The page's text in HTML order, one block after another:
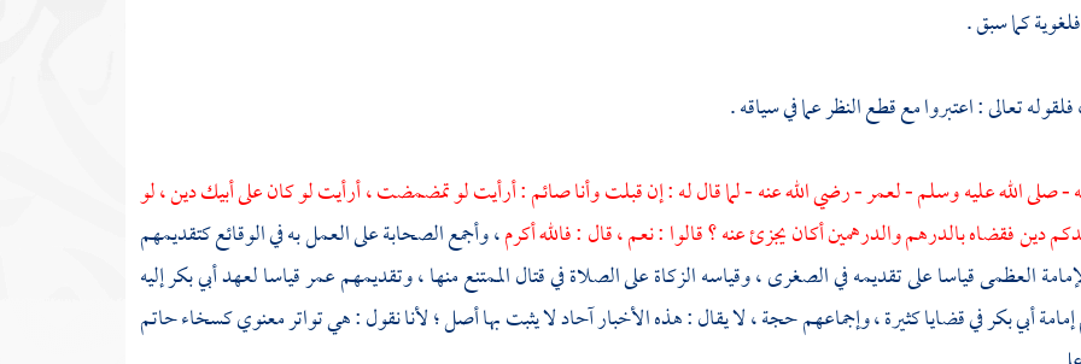
كما سبق .
فلقوله تعالى : اعتبروا مع قطع النظر عما في سياقه .
- صلى الله عليه وسلم -لعمر- رضي الله عنه - لما قال له : إن قبلت وأنا صائم : أرأيت لو تمضمضت ، أرأيت لو كان على أبيك دين ، لو
دين فقضاه بالدرهم والدرهمين أكان يجزئ عنه ؟ قالوا : نعم ، قال : فالله أكرم، وأجمع الصحابة على العمل به في الوقائع كتقديمهم
العظمى قياسا على تقديمه في الصغرى ، وقياسه الزكاة على الصلاة في قتال الممتنع منها ، وتقديمهمعمرقياسا لعهدأبي بكرإليه
أبي بكرفي قضايا كثيرة ، وإجماعهم حجة ، لا يقال : هذه الأخبار آحاد لا يثبت بها أصل ؛ لأنا نقول : هي تواتر معنوي كسخاءحاتم